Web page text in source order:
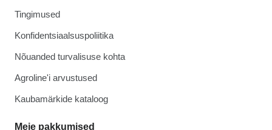
Tingimused
Konfidentsiaalsuspoliitika
Nõuanded turvalisuse kohta
Agroline'i arvustused
Kaubamärkide kataloog
Meie pakkumised